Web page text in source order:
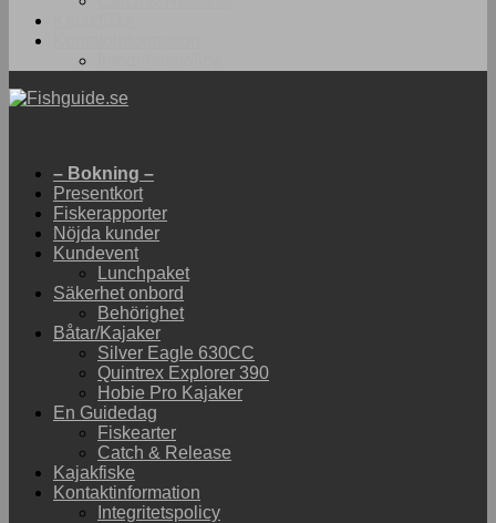
– Bokning –
Presentkort
Fiskerapporter
Nöjda kunder
Kundevent
Lunchpaket
Säkerhet onbord
Behörighet
Båtar/Kajaker
Silver Eagle 630CC
Quintrex Explorer 390
Hobie Pro Kajaker
En Guidedag
Fiskearter
Catch & Release
Kajakfiske
Kontaktinformation
Integritetspolicy